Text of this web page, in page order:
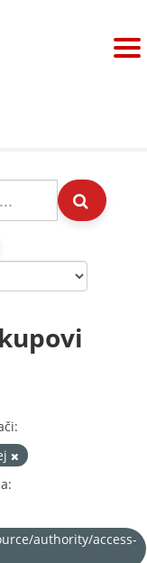
authority/access-